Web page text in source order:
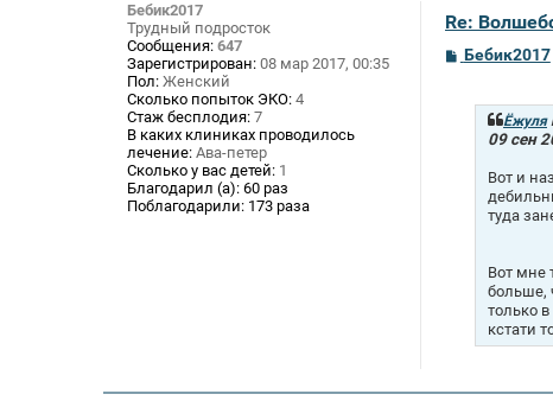
Бебик2017
Трудный подросток
Сообщения: 647
Зарегистрирован: 08 мар 2017, 00:35
Пол: Женский
Сколько попыток ЭКО: 4
Стаж бесплодия: 7
В каких клиниках проводилось
лечение: Ава-петер
Сколько у вас детей: 1
Благодарил (а): 60 раз
Поблагодарили: 173 раза
Re:
СБебик2017
Ёжуля
09 сен
Вот и
туда
Вот мне
больше,
только
кстати